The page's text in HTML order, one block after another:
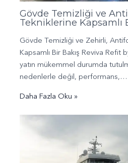
Gövde Temizliği ve
Tekniklerine Kapsamlı
Gövde Temizliği ve Zehirli,
Kapsamlı Bir Bakış Reviva Refit
yatın mükemmel durumda
nedenlerle değil, performans,…
Daha Fazla Oku »